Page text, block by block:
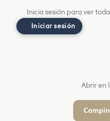
Inicia sesión para ver
Iniciar sesión
Abrir en